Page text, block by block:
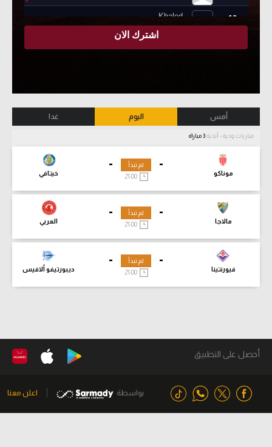
أمس اليوم غدا
مباريات ودية - أندية
-
موناكو
-
خيتافي
لم تبدأ
21:00
-
مالاجا
-
العربي
لم تبدأ
21:00
-
فيورنتينا
-
ديبورتيفو ألافيس
لم تبدأ
21:00
أحصل على التطبيق
بواسطة اعلن معنا